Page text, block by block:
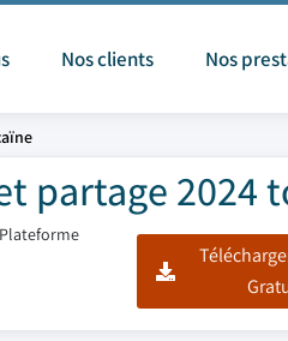
Nos clients Nos
partage 2024